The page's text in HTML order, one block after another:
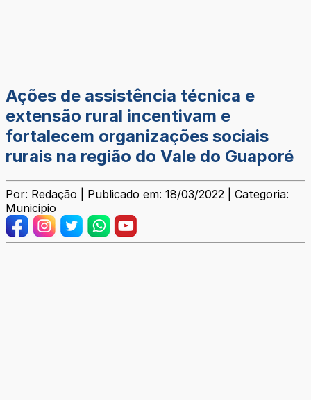
Ações de assistência técnica e
extensão rural incentivam e
fortalecem organizações sociais
rurais na região do Vale do Guaporé
Por: Redação | Publicado em: 18/03/2022 | Categoria:
Municipio